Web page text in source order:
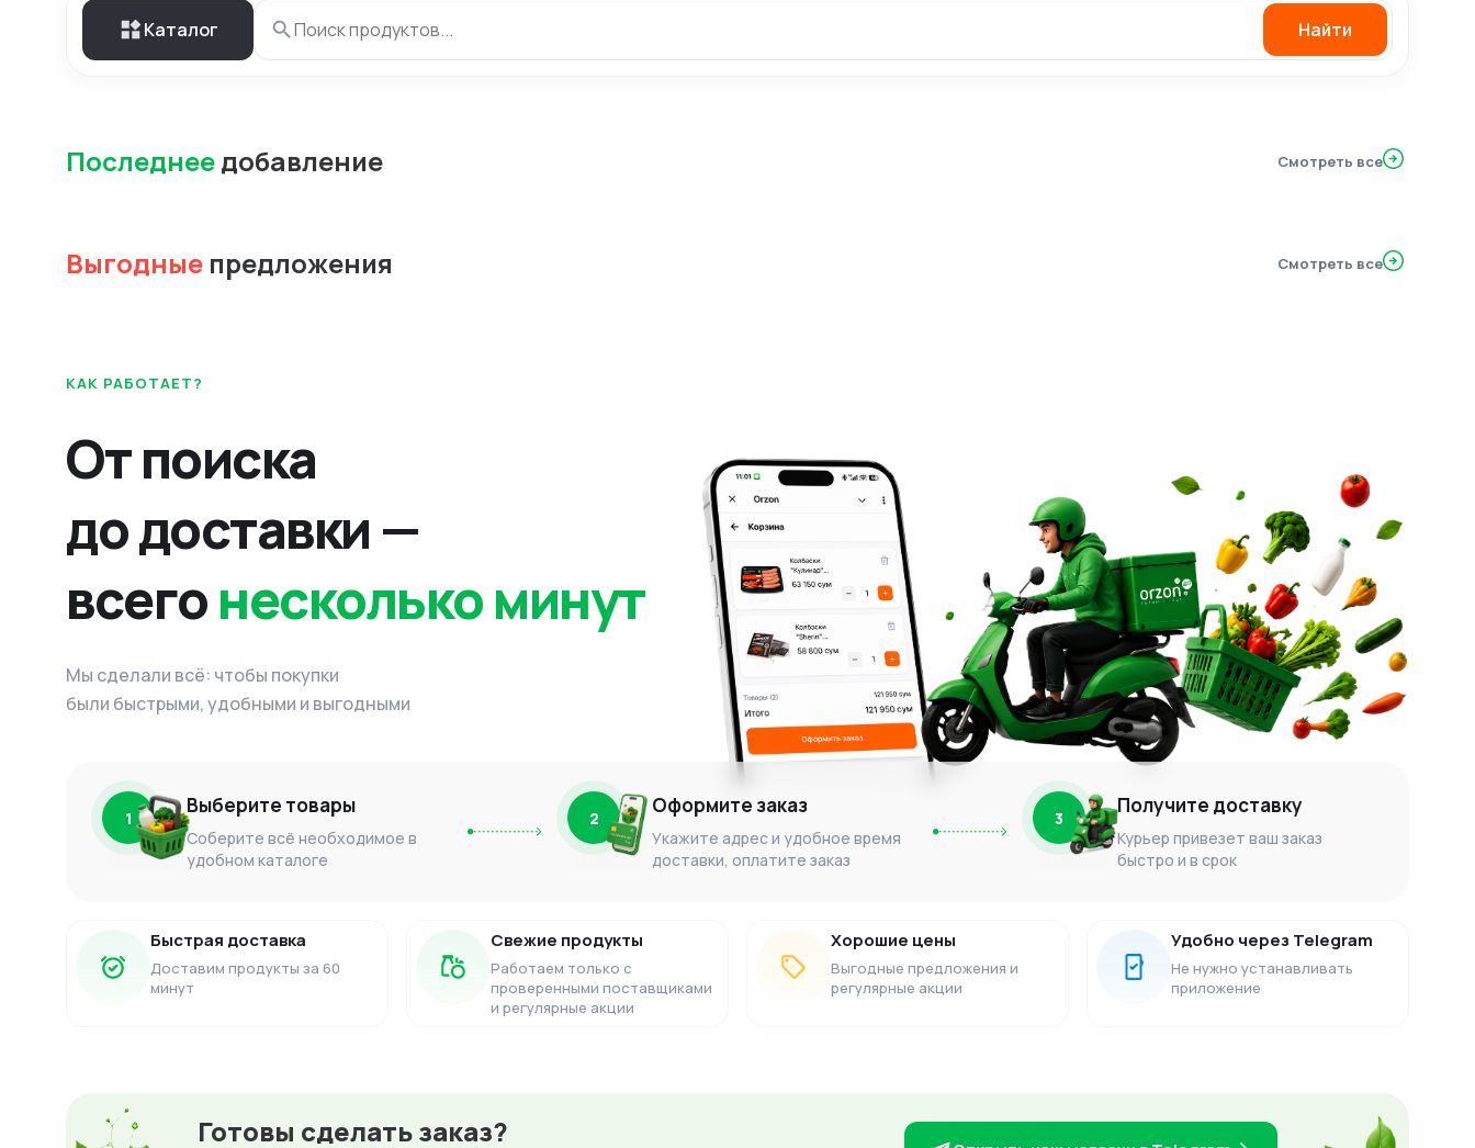
Каталог Найти
Последнеедобавление Смотреть все
Выгодные предложения Смотреть все
КАК РАБОТАЕТ?
От поиска
до доставки —
всегонесколько минут
Мы сделали всё: чтобы покупки
были быстрыми, удобными и выгодными
1 Выберите товары
Соберите всё необходимое в
удобном каталоге
2 Оформите заказ
Укажите адрес и удобное время
доставки, оплатите заказ
3 Получите доставку
Курьер привезет ваш заказ
быстро и в срок
Быстрая доставка
Доставим продукты за 60
минут
Свежие продукты
Работаем только с
проверенными поставщиками
и регулярные акции
Хорошие цены
Выгодные предложения и
регулярные акции
Удобно через Telegram
Не нужно устанавливать
приложение
Готовы сделать заказ?